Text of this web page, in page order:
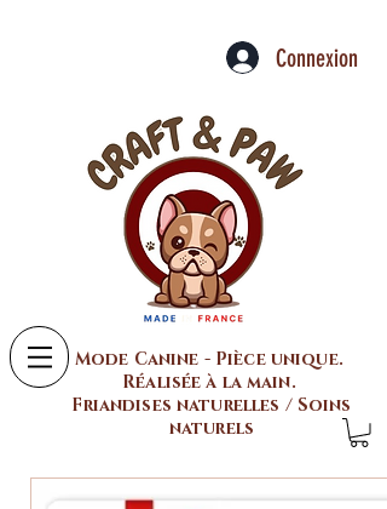
Connexion
Mode Canine - Pièce unique.
Réalisée à la main.
Friandises naturelles / Soins
naturels